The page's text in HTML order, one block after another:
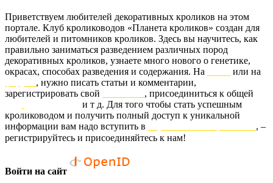
Приветствуем любителей декоративных кроликов на этом
портале. Клуб кролиководов «Планета кроликов» создан для
любителей и питомников кроликов. Здесь вы научитесь, как
правильно заниматься разведением различных пород
декоративных кроликов, узнаете много нового о генетике,
окрасах, способах разведения и содержания. На
или на
, нужно писать статьи и комментарии,
зарегистрировать свой
, присоединиться к общей
и т д. Для того чтобы стать успешным
кролиководом и получить полный доступ к уникальной
информации вам надо вступить в
, –
регистрируйтесь и присоединяйтесь к нам!
Войти на сайт